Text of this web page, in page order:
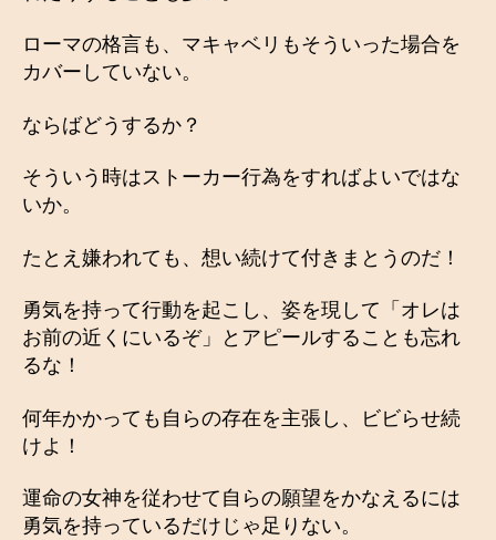
ローマの格言も、マキャベリもそういった場合を
カバーしていない。
ならばどうするか？
そういう時はストーカー行為をすればよいではな
いか。
たとえ嫌われても、想い続けて付きまとうのだ！
勇気を持って行動を起こし、姿を現して「オレは
お前の近くにいるぞ」とアピールすることも忘れ
るな！
何年かかっても自らの存在を主張し、ビビらせ続
けよ！
運命の女神を従わせて自らの願望をかなえるには
勇気を持っているだけじゃ足りない。